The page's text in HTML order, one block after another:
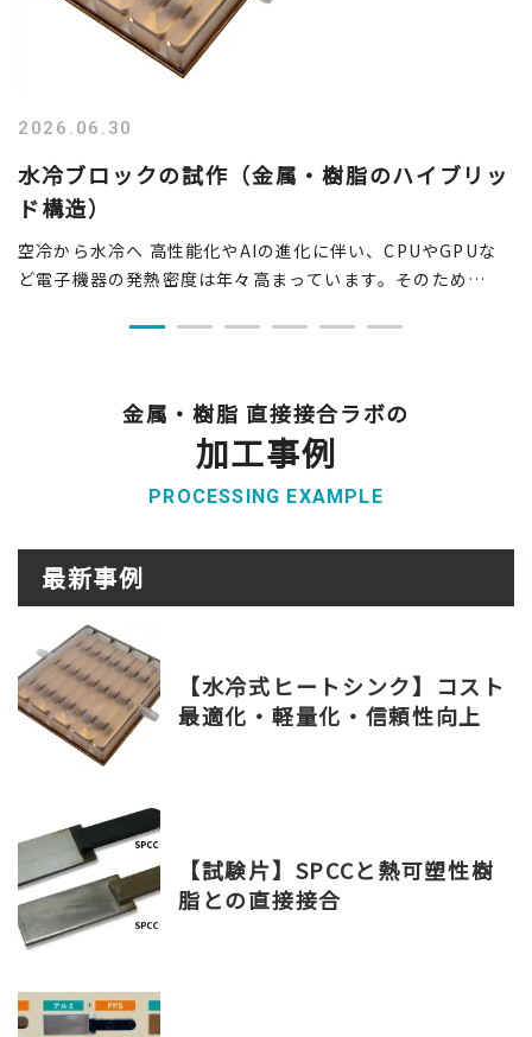
2026.06.30
水冷ブロックの試作（金属・樹脂のハイブリッ
ド構造）
空冷から水冷へ 高性能化やAIの進化に伴い、CPUやGPUな
ど電子機器の発熱密度は年々高まっています。そのため…
金属・樹脂 直接接合ラボの
加工事例
PROCESSING EXAMPLE
最新事例
【水冷式ヒートシンク】コスト
最適化・軽量化・信頼性向上
【試験片】SPCCと熱可塑性樹
脂との直接接合